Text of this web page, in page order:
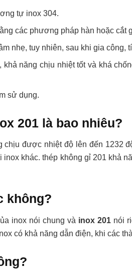
tự inox 304.
các phương pháp hàn hoặc
nhẹ, tuy nhiên, sau khi gia công,
năng chịu nhiệt tốt và khá
sử dụng.
201 là bao nhiêu?
được nhiệt độ lên đến 1232
khác. thép không gỉ 201 khả
không?
inox nói chung và inox 201nói
có khả năng dẫn điện, khi các